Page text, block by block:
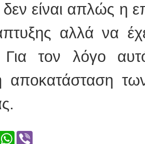
είναι απλώς η
αλλά να
τον λόγο
αποκατάσταση
WhatsApp